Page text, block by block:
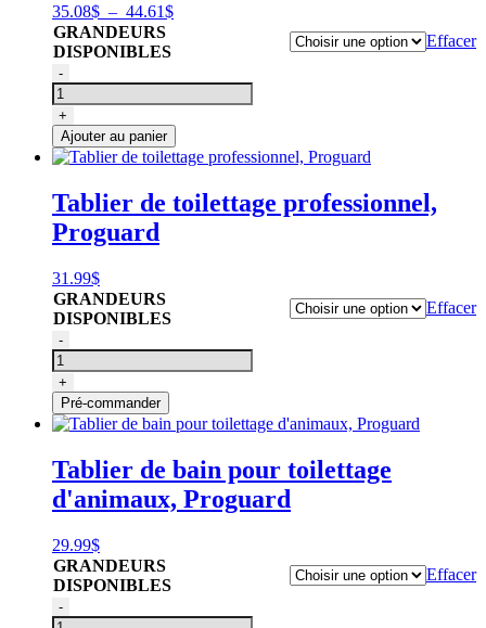
35.08$ – 44.61$Plage
à
44.61$
GRANDEURS
DISPONIBLES
Effacer
quantité
de
Sarrau
de
toilettage
Cozymo
-
+
Ajouter au panier
Tablier de toilettage professionnel,
Proguard
31.99$
GRANDEURS
DISPONIBLES
Effacer
quantité
de
Tablier
de
toilettage
professionnel,
-
+
Pré-commander
Tablier de bain pour toilettage
d'animaux, Proguard
29.99$
GRANDEURS
DISPONIBLES
Effacer
quantité
de
-